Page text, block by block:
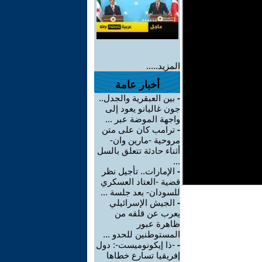
المزيد.....
أخبار عامة
- بين العبقرية والجدل..
جون غاليانو يعود إلى
واجهة الموضة عبر ...
- ترامب كان على متن
مروحية -مارين وان-
أثناء حادثة تتعلق بالسل
...
- الإمارات.. تأجيل نظر
قضية -العتاد العسكري
للسودان- بعد جلسة ...
- الجيش الإسرائيلي
يعرب عن قلقه من
ظاهرة عبور
المستوطنين للحدو ...
- -ذا إيكونوميست-: دول
إفريقيا تسارع خطاها